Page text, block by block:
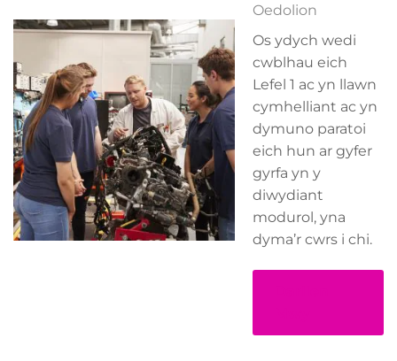
Oedolion
Os ydych wedi
cwblhau eich
Lefel 1 ac yn llawn
cymhelliant ac yn
dymuno paratoi
eich hun ar gyfer
gyrfa yn y
diwydiant
modurol, yna
dyma’r cwrs i chi.